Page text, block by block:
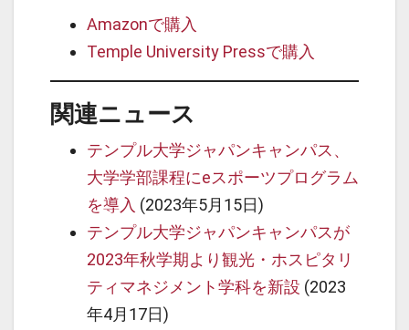
Amazonで購入
Temple University Pressで購入
関連ニュース
テンプル大学ジャパンキャンパス、
大学学部課程にeスポーツプログラム
を導入 (2023年5月15日)
テンプル大学ジャパンキャンパスが
2023年秋学期より観光・ホスピタリ
ティマネジメント学科を新設 (2023
年4月17日)